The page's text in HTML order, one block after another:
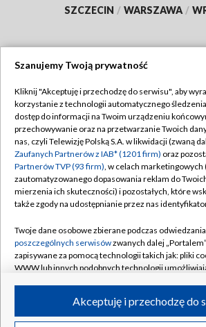
SZCZECIN / WARSZAWA /
TVP
Abonament TVP
Emisja w TVP
Centrum informacji TVP
Naziemna Telewizja Cyfrowa
Rada Programowa
System NOS
Informacje o nadawcy
Program dla prasy
Regulamin TVP
Polityka
Moje zgody
Pomoc
Kontakt
Kanały
©2026 Telewizja Polska S.A. w
Szanujemy Twoją prywatność
Kliknij "Akceptuję i przechodzę do serwisu", aby
korzystanie z technologii automatycznego
dostęp do informacji na Twoim urządzeniu
przechowywanie oraz na przetwarzanie Twoich
nas, czyli Telewizję Polską S.A. w likwidacji (zwaną
Zaufanych Partnerów z IAB* (1201 firm) oraz
Partnerów TVP (93 firm), w celach marketingowych
zautomatyzowanego dopasowania reklam do
mierzenia ich skuteczności) i pozostałych, które
także zgody na udostępnianie przez nas
Twoje dane osobowe zbierane podczas
poszczególnych serwisówzwanych dalej
zapisywane za pomocą technologii takich jak: pliki
WWW lub innych podobnych technologii
ruchu w Internecie.Akceptuję i przechodzę do